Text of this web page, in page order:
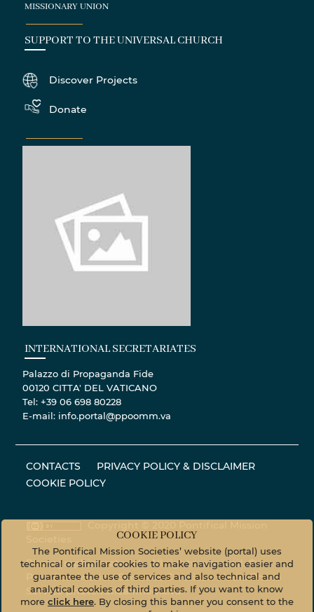
MISSIONARY UNION
SUPPORT TO THE UNIVERSAL CHURCH
Discover Projects
Donate
INTERNATIONAL SECRETARIATES
Palazzo di Propaganda Fide
00120 CITTA' DEL VATICANO
Tel: +39 06 698 80228
E-mail: info.portal@ppoomm.va
CONTACTS
PRIVACY POLICY & DISCLAIMER
COOKIE POLICY
Photographic material - All rights reserved. ©
Pontifical Mission Societies © Vatican Media Photo
Servicephoto.vaticanmedia.va
COOKIE POLICY
The Pontifical Mission Societies’ website (portal) uses
technical or similar cookies to make navigation easier and
guarantee the use of services and also technical and
analytical cookies of third parties. If you want to know
more click here. By closing this banner you consent to the